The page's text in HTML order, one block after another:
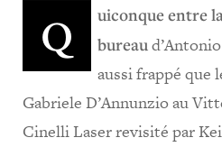
Q
uiconque entre
bureau
aussi frappé que
Gabriele D’Annunzio au
Cinelli Laser revisité par